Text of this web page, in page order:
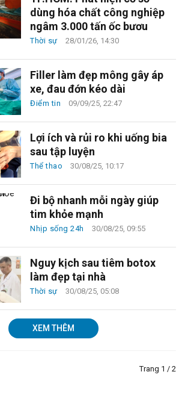
dùng hóa chất công nghiệp
ngâm 3.000 tấn ốc bươu
Thời sự 28/01/26, 14:30
Filler làm đẹp mông gây áp
xe, đau đớn kéo dài
Điểm tin 09/09/25, 22:47
Lợi ích và rủi ro khi uống bia
sau tập luyện
Thể thao 30/08/25, 10:17
Đi bộ nhanh mỗi ngày giúp
tim khỏe mạnh
Nhịp sống 24h 30/08/25, 09:55
Nguy kịch sau tiêm botox
làm đẹp tại nhà
Thời sự 30/08/25, 05:08
XEM THÊM
Trang 1 / 2